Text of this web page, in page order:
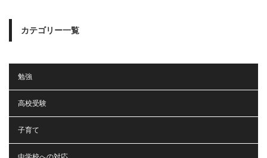
カテゴリー一覧
勉強
高校受験
子育て